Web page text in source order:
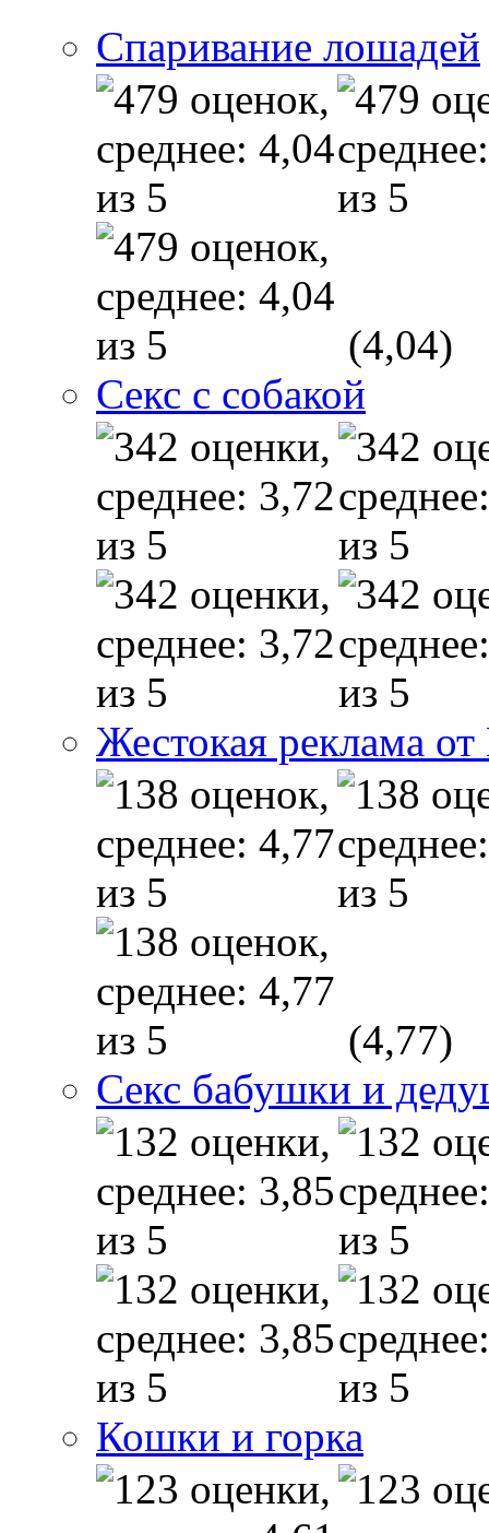
Спаривание лошадей
(4,04)
Секс с собакой
Жестокая реклама
(4,77)
Секс бабушки и
Кошки и горка